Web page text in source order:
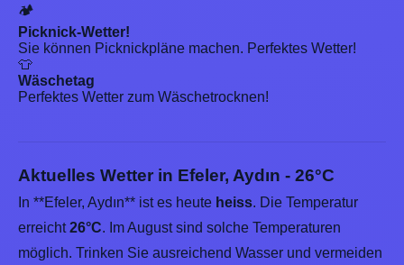
🏕️
Picknick-Wetter!
Sie können Picknickpläne machen. Perfektes Wetter!
👕
Wäschetag
Perfektes Wetter zum Wäschetrocknen!
Aktuelles Wetter in Efeler, Aydın - 26°C
In **Efeler, Aydın** ist es heute heiss. Die Temperatur
erreicht26°C. Im August sind solche Temperaturen
möglich. Trinken Sie ausreichend Wasser und vermeiden